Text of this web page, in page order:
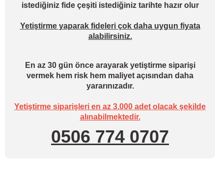
istediğiniz fide çeşiti istediğiniz tarihte hazır olur
Yetiştirme yaparak fideleri çok daha uygun fiyata
alabilirsiniz.
En az 30 gün önce arayarak yetiştirme siparişi
vermek hem risk hem maliyet açısından daha
yararınızadır.
Yetiştirme siparişleri en az 3.000 adet olacak şekilde
alınabilmektedir.
0506 774 0707